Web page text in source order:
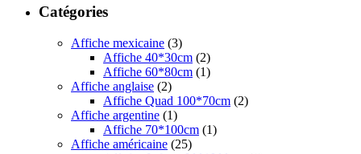
Catégories
Affiche mexicaine (3)
Affiche 40*30cm (2)
Affiche 60*80cm (1)
Affiche anglaise (2)
Affiche Quad 100*70cm (2)
Affiche argentine (1)
Affiche 70*100cm (1)
Affiche américaine (25)